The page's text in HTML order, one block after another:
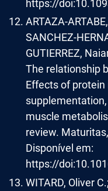
https://
ARTAZA-
SANCHEZ-
GUTIERREZ,
The relationship
Effects of protein
muscle
review.
Disponível em:
https://
WITARD, Oliver